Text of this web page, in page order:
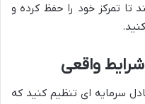
تمرکز خود را حفظ کرده و
سرمایه ای تنظیم کنید که